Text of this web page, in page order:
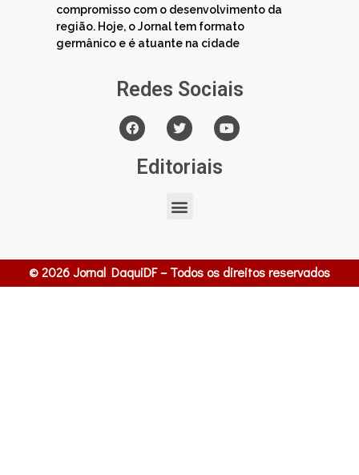
compromisso com o desenvolvimento da
região. Hoje, o Jornal tem formato
germânico e é atuante na cidade
Redes Sociais
Editoriais
© 2026 Jornal DaquiDF – Todos os direitos reservados